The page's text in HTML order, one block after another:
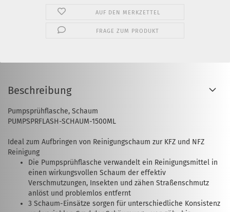
AUF DEN MERKZETTEL
FRAGE ZUM PRODUKT
Beschreibung
Pumpsprühflasche, Schaum
PUMPSPRFLASH-SCHAUM-1500ML
Ideal zum Aufbringen von Reinigungschaum zur KFZ und NFZ
Reinigung
Die Pumpsprühflasche verwandelt ein Reinigungsmittel in
einen wirkungsvollen Schaum der effektiv
Verschmutzungen, Insekten und zähen Straßenschmutz
anlöst und problemlos entfernt
3 Schaum-Einsätze sorgen für unterschiedliche Konsistenz